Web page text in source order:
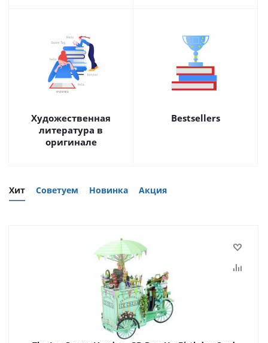
Художественная
литература в
оригинале
Bestsellers
Хит Советуем Новинка Акция